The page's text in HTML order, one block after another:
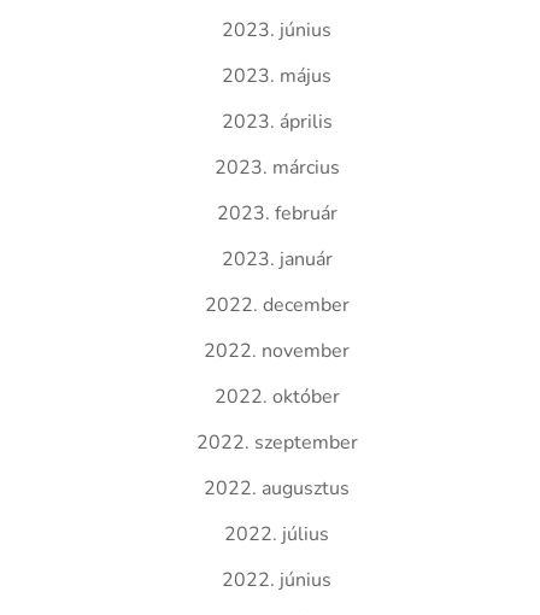
2023. június
2023. május
2023. április
2023. március
2023. február
2023. január
2022. december
2022. november
2022. október
2022. szeptember
2022. augusztus
2022. július
2022. június